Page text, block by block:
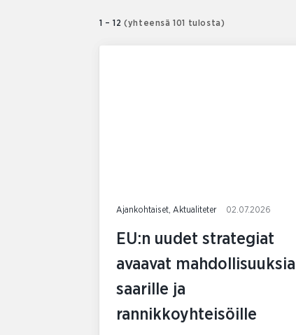
1 – 12 (yhteensä 101 tulosta)
Ajankohtaiset, Aktualiteter 02.07.2026
EU:n uudet strategiat
avaavat mahdollisuuksia
saarille ja
rannikkoyhteisöille